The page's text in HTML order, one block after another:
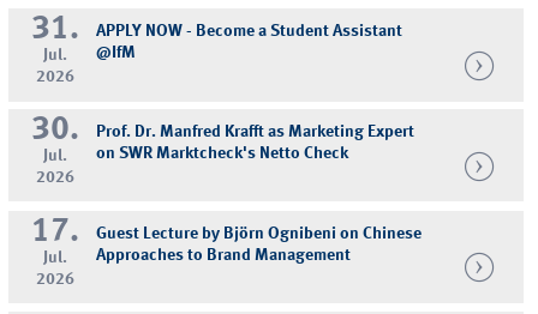
31.
Jul.
2026
APPLY NOW - Become a Student Assistant
@IfM
30.
Jul.
2026
Prof. Dr. Manfred Krafft as Marketing Expert
on SWR Marktcheck's Netto Check
17.
Jul.
2026
Guest Lecture by Björn Ognibeni on Chinese
Approaches to Brand Management